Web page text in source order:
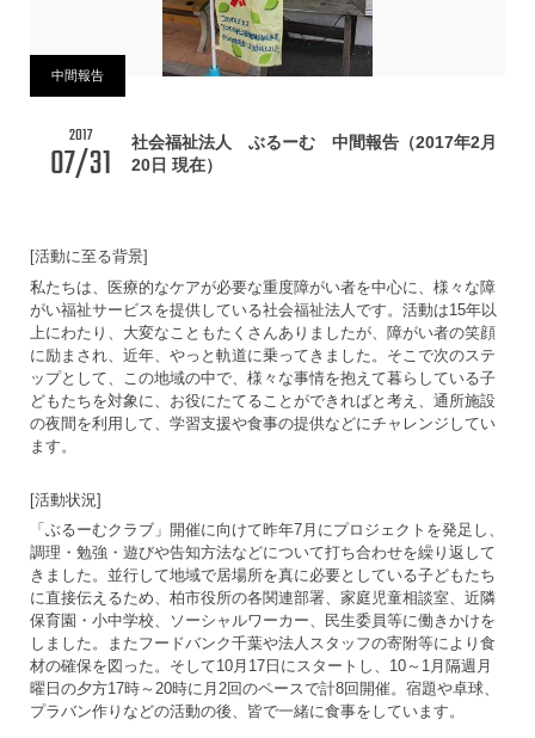
中間報告
2017
07/31
社会福祉法人 ぶるーむ 中間報告（2017年2月
20日 現在）
[活動に至る背景]
私たちは、医療的なケアが必要な重度障がい者を中心に、様々な障
がい福祉サービスを提供している社会福祉法人です。活動は15年以
上にわたり、大変なこともたくさんありましたが、障がい者の笑顔
に励まされ、近年、やっと軌道に乗ってきました。そこで次のステ
ップとして、この地域の中で、様々な事情を抱えて暮らしている子
どもたちを対象に、お役にたてることができればと考え、通所施設
の夜間を利用して、学習支援や食事の提供などにチャレンジしてい
ます。
[活動状況]
「ぶるーむクラブ」開催に向けて昨年7月にプロジェクトを発足し、
調理・勉強・遊びや告知方法などについて打ち合わせを繰り返して
きました。並行して地域で居場所を真に必要としている子どもたち
に直接伝えるため、柏市役所の各関連部署、家庭児童相談室、近隣
保育園・小中学校、ソーシャルワーカー、民生委員等に働きかけを
しました。またフードバンク千葉や法人スタッフの寄附等により食
材の確保を図った。そして10月17日にスタートし、10～1月隔週月
曜日の夕方17時～20時に月2回のペースで計8回開催。宿題や卓球、
プラバン作りなどの活動の後、皆で一緒に食事をしています。